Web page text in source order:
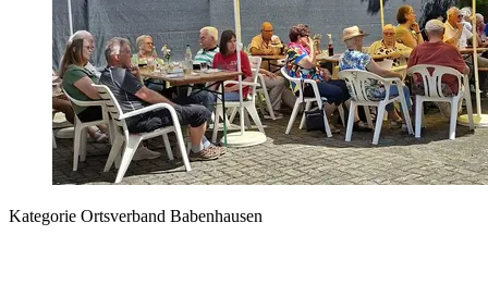
Kategorie Ortsverband Babenhausen